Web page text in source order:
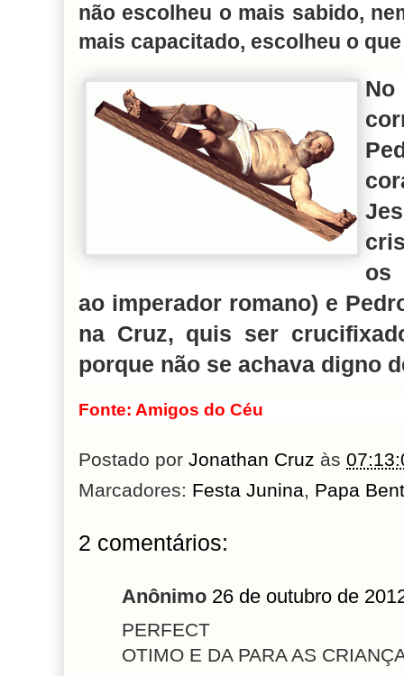
não escolheu o mais sabido,
mais capacitado, escolheu o
os
ao imperador romano) e
na Cruz, quis ser
porque não se achava digno
Fonte: Amigos do Céu
Postado por Jonathan Cruz às
Marcadores: Festa Junina, Papa
2 comentários:
Anônimo 26 de outubro de
PERFECT
OTIMO E DA PARA AS